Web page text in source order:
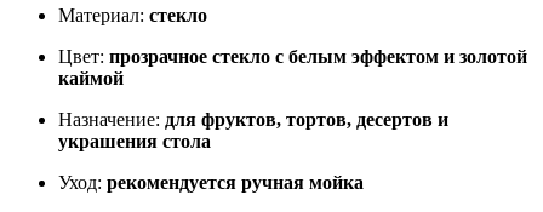
Материал: стекло
Цвет: прозрачное стекло с белым эффектом и золотой
каймой
Назначение: для фруктов, тортов, десертов и
украшения стола
Уход: рекомендуется ручная мойка